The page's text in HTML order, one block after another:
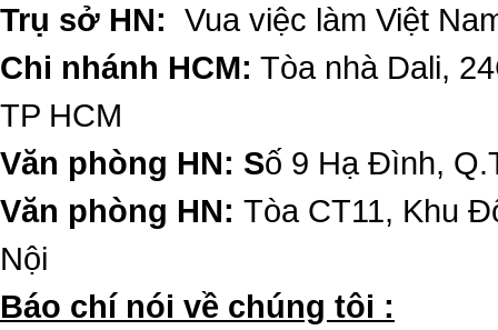
Trụ sở HN: Vua việc làm Việt
Chi nhánh HCM: Tòa nhà Dali,
TP HCM
Văn phòng HN: Số 9 Hạ Đình,
Văn phòng HN: Tòa CT11, Khu
Nội
​Báo chí nói về chúng tôi :